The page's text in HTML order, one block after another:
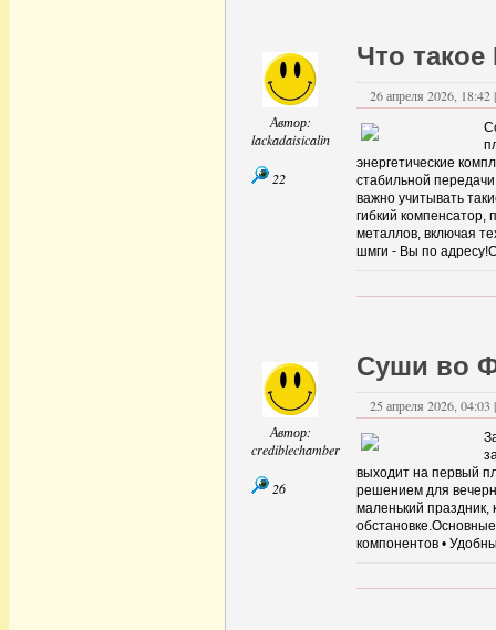
Автор:
lackadaisicalin
22
Что
26 апреля 2026, 18:42
энергетические
стабильной
важно учитывать
гибкий компенсатор,
металлов, включая
шмги - Вы по
Автор:
crediblechamber
26
Суши во
25 апреля 2026, 04:03
выходит на первый
решением для
маленький
компонентов •